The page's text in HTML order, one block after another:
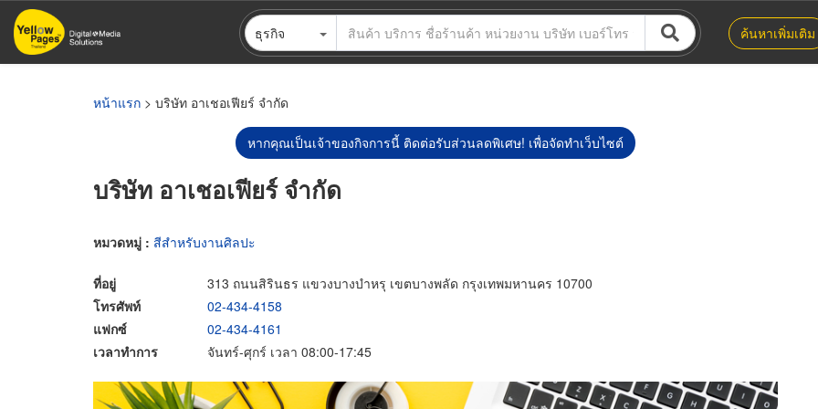
ข้าม
ไป
ธุรกิจ ค้นหาเพิ่มเติม
หน้าแรก > บริษัท อาเชอเฟียร์ จำกัด
หากคุณเป็นเจ้าของกิจการนี้ ติดต่อรับส่วนลดพิเศษ! เพื่อจัดทำเว็บไซต์
บริษัท อาเชอเฟียร์ จำกัด
หมวดหมู่ : สีสำหรับงานศิลปะ
ที่อยู่
313 ถนนสิรินธร แขวงบางบำหรุ เขตบางพลัด กรุงเทพมหานคร 10700
โทรศัพท์
02-434-4158
แฟกซ์
02-434-4161
เวลาทำการ
จันทร์-ศุกร์ เวลา 08:00-17:45